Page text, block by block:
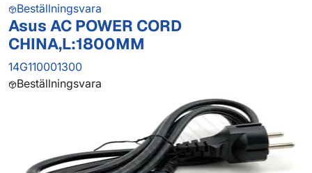
Beställningsvara
Asus AC POWER CORD
CHINA,L:1800MM
14G110001300
Beställningsvara